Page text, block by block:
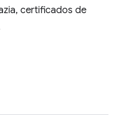
certificados de